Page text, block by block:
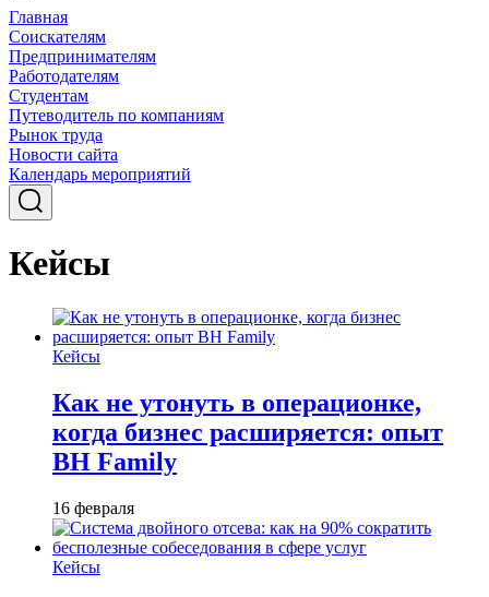
Главная
Соискателям
Предпринимателям
Работодателям
Студентам
Путеводитель по компаниям
Рынок труда
Новости сайта
Календарь мероприятий
Кейсы
Кейсы
Как не утонуть в операционке,
когда бизнес расширяется: опыт
BH Family
16 февраля
Кейсы